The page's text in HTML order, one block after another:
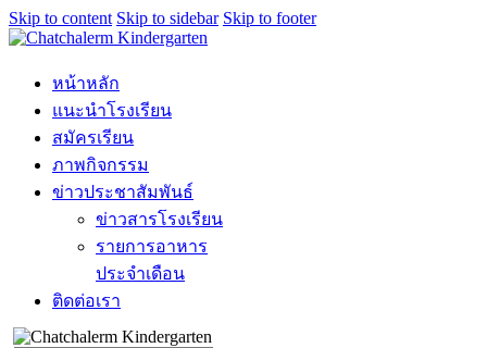
Skip to content Skip to sidebar Skip to footer
หน้าหลัก
แนะนำโรงเรียน
สมัครเรียน
ภาพกิจกรรม
ข่าวประชาสัมพันธ์
ข่าวสารโรงเรียน
รายการอาหาร
ประจำเดือน
ติดต่อเรา